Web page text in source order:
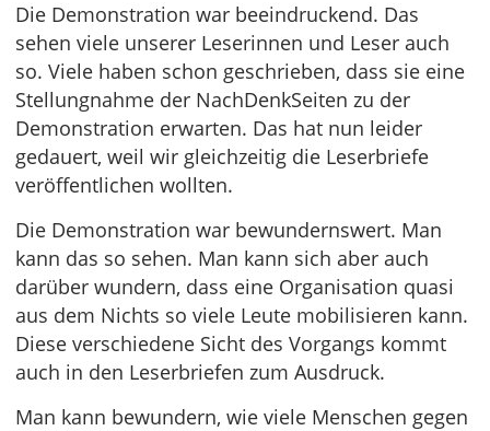
Die Demonstration war beeindruckend. Das
sehen viele unserer Leserinnen und Leser auch
so. Viele haben schon geschrieben, dass sie eine
Stellungnahme der NachDenkSeiten zu der
Demonstration erwarten. Das hat nun leider
gedauert, weil wir gleichzeitig die Leserbriefe
veröffentlichen wollten.
Die Demonstration war bewundernswert. Man
kann das so sehen. Man kann sich aber auch
darüber wundern, dass eine Organisation quasi
aus dem Nichts so viele Leute mobilisieren kann.
Diese verschiedene Sicht des Vorgangs kommt
auch in den Leserbriefen zum Ausdruck.
Man kann bewundern, wie viele Menschen gegen